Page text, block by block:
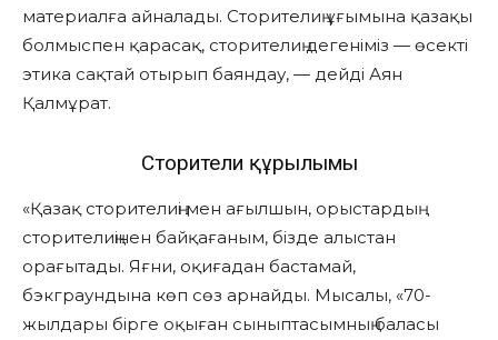
материалға айналады. Сторителиң ұғымына қазақы
болмыспен қарасақ, сторителиң дегеніміз — өсекті
этика сақтай отырып баяндау, — дейді Аян
Қалмұрат.
Сторителиң құрылымы
«Қазақ сторителиңі мен ағылшын, орыстардың
сторителиңінен байқағаным, бізде алыстан
орағытады. Яғни, оқиғадан бастамай,
бэкграундына көп сөз арнайды. Мысалы, «70-
жылдары бірге оқыған сыныптасымның баласы